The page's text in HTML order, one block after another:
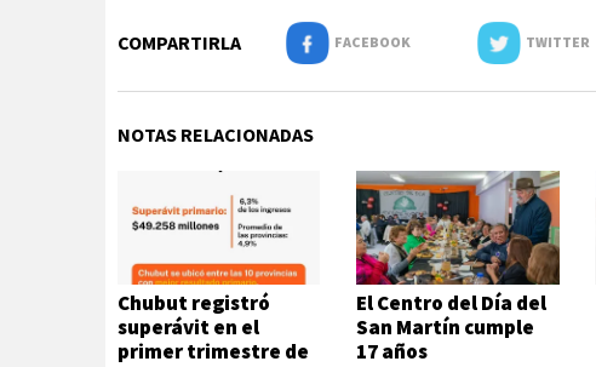
COMPARTIRLA FACEBOOK TWITTER
NOTAS RELACIONADAS
Chubut registró
superávit en el
primer trimestre de
El Centro del Día del
San Martín cumple
17 años